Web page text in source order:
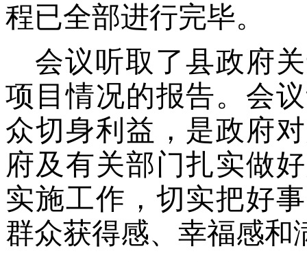
程已全部进行完毕。
会议听取了县政府
项目情况的报告。会
众切身利益，是政府
府及 有关部门扎实做
实施工作，切实把好事
群众获得感、幸福感和